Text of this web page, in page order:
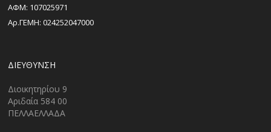
ΑΦΜ: 107025971
Αρ.ΓΕΜΗ: 024252047000
ΔΙΕΎΘΥΝΣΗ
Διοικητηρίου 9
Αριδαία 584 00
ΠΕΛΛΑΕΛΛΑΔΑ